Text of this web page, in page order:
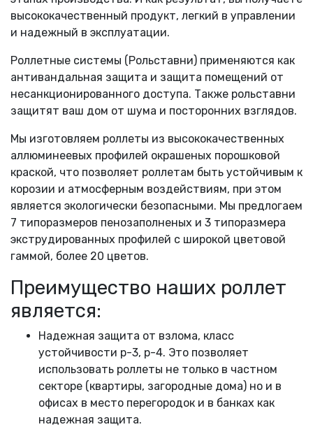
высококачественный продукт, легкий в управлении
и надежный в эксплуатации.
Роллетные системы (Рольставни) применяются как
антивандальная защита и защита помещений от
несанкционированного доступа. Также рольставни
защитят ваш дом от шума и посторонних взглядов.
Мы изготовляем роллеты из высококачественных
аллюминеевых профилей окрашеных порошковой
краской, что позволяет роллетам быть устойчивым к
корозии и атмосферным воздействиям, при этом
является экологически безопасными. Мы предлогаем
7 типоразмеров пенозаполненых и 3 типоразмера
экструдированных профилей с широкой цветовой
гаммой, более 20 цветов.
Преимущество наших роллет
является:
Надежная защита от взлома, класс
устойчивости р-3, р-4. Это позволяет
использовать роллеты не только в частном
секторе (квартиры, загородные дома) но и в
офисах в место перегородок и в банках как
надежная защита.